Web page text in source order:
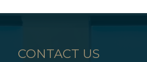
CONTACT US